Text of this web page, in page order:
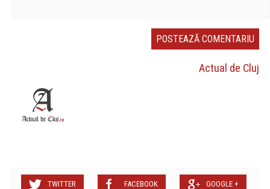
Actual de Cluj
TWITTER FACEBOOK GOOGLE +